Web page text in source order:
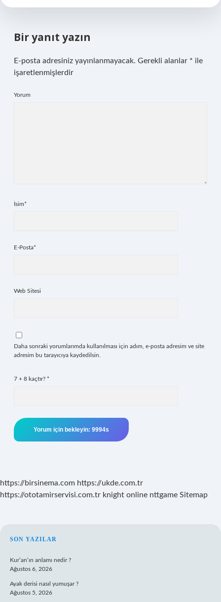
Bir yanıt yazın
E-posta adresiniz yayınlanmayacak. Gerekli alanlar * ile
işaretlenmişlerdir
Yorum
İsim*
E-Posta*
Web Sitesi
Daha sonraki yorumlarımda kullanılması için adım, e-posta adresim ve site
adresim bu tarayıcıya kaydedilsin.
7 + 8 kaçtır? *
https://birsinema.com https://ukde.com.tr
https://ototamirservisi.com.tr knight online nttgame Sitemap
SIDEBAR
SON YAZILAR
Kur’an’ın anlamı nedir ?
Ağustos 6, 2026
Ayak derisi nasıl yumuşar ?
Ağustos 5, 2026